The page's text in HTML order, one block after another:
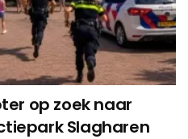
op zoek naar
Slagharen